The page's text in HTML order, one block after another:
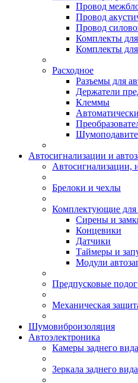
Провод
Провод
Провод
Комплекты
Комплекты
Расходное
Разъемы для
Держатели
Клеммы
Автосигнализации и
Автосигнализации,
Брелоки и чехлы
Комплектующие для
Сирены и
Концевики
Датчики
Таймеры и
Модули
Предпусковые
Механическая
Шумовиброизоляция
Автоэлектроника
Камеры заднего вида
Зеркала заднего вида